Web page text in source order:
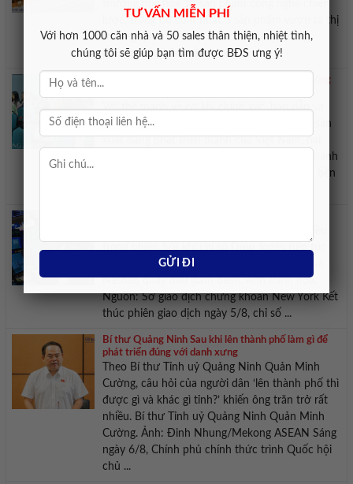
TƯ VẤN MIỄN PHÍ
Với hơn 1000 căn nhà và 50 sales thân thiện, nhiệt tình,
chúng tôi sẽ giúp bạn tìm được BĐS ưng ý!
thương mại hóa 15 sản phẩm công nghệ chiến
lược, trong đó có ít nhất 5 sản phẩm vươn ra thị
trường quốc tế. Chip bán dẫn là một trong
những sản phẩm nằm trong ...
Cơ hội hình thành chuỗi cung ứng công nghiệp công
Với thế mạnh về cơ khí chính xác, bán dẫn và
logistics của Hà Lan kết hợp cùng năng lực sản
nước đang đứng trước cơ hội lớn để hình thành
chuỗi cung ứng công nghiệp công nghệ cao bền
trong phiên 5/8 khi chỉ số Dow Jones tiếp tục
đóng cửa ở mức kỷ lục, trong khi S&P 500 và
Nasdaq quay đầu giảm điểm. Ảnh minh họa.
Nguồn: Sở giao dịch chứng khoán New York Kết
thúc phiên giao dịch ngày 5/8, chỉ số ...
Bí thư Quảng Ninh Sau khi lên thành phố làm gì để
phát triển đúng với danh xưng
Theo Bí thư Tỉnh uỷ Quảng Ninh Quản Minh
Cường, câu hỏi của người dân ‘lên thành phố thì
được gì và khác gì tỉnh?’ khiến ông trăn trở rất
nhiều. Bí thư Tỉnh uỷ Quảng Ninh Quản Minh
Cường. Ảnh: Đinh Nhung/Mekong ASEAN Sáng
ngày 6/8, Chính phủ chính thức trình Quốc hội
chủ ...